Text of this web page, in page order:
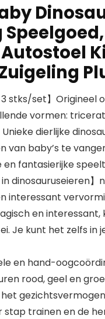
3 stks/set】Origineel
vormen:
Unieke dierlijke
van baby’s te
fantasierijke
in dinosauruseieren
interessant
en
Je kunt het zelfs in
en hand-
rood, geel en
stap trainen en de